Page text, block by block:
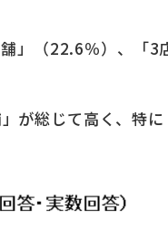
」（22.6％）、「3
が総じて⾼く、特